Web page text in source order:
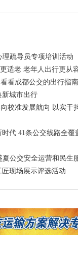
疏导员专项培训活动
适老 老年人出行更从
看成都公交的出行指
新城市出行
校准发展航向 以实干
代 41条公交线路全覆
公交安全运营和民生
现场展示评选活动